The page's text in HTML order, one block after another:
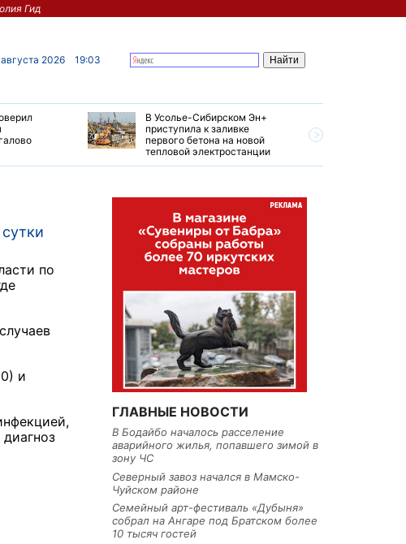
Гид
2026 19:03
В Усолье-Сибирском Эн+
приступила к заливке
первого бетона на новой
тепловой электростанции
по
и
ГЛАВНЫЕ НОВОСТИ
В Бодайбо началось расселение
аварийного жилья, попавшего зимой в
зону ЧС
Северный завоз начался в Мамско-
Чуйском районе
Семейный арт-фестиваль «Дубыня»
собрал на Ангаре под Братском более
10 тысяч гостей